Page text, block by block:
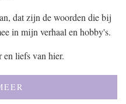
dat zijn de woorden die bij
in mijn verhaal en hobby's.
en liefs van hier.